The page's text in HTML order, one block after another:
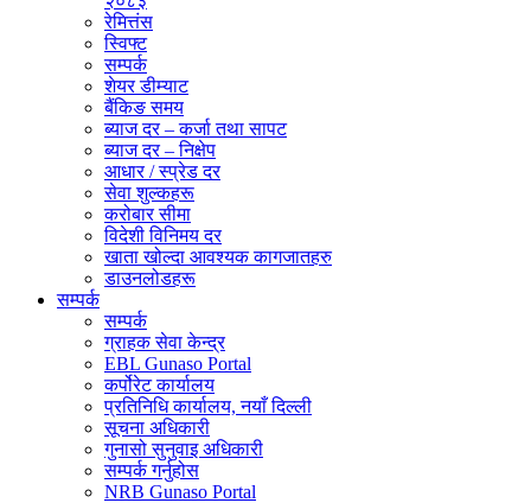
रेमित्तंस
स्विफ्ट
सम्पर्क
शेयर डीम्याट
बैंकिङ समय
ब्याज दर – कर्जा तथा सापट
ब्याज दर – निक्षेप
आधार / स्प्रेड दर
सेवा शुल्कहरू
करोबार सीमा
विदेशी विनिमय दर
खाता खोल्दा आवश्यक कागजातहरु
डाउनलोडहरू
सम्पर्क
सम्पर्क
ग्राहक सेवा केन्द्र
EBL Gunaso Portal
कर्पोरेट कार्यालय
प्रतिनिधि कार्यालय, नयाँ दिल्ली
सूचना अधिकारी
गुनासो सुनुवाइ अधिकारी
सम्पर्क गर्नुहोस
NRB Gunaso Portal